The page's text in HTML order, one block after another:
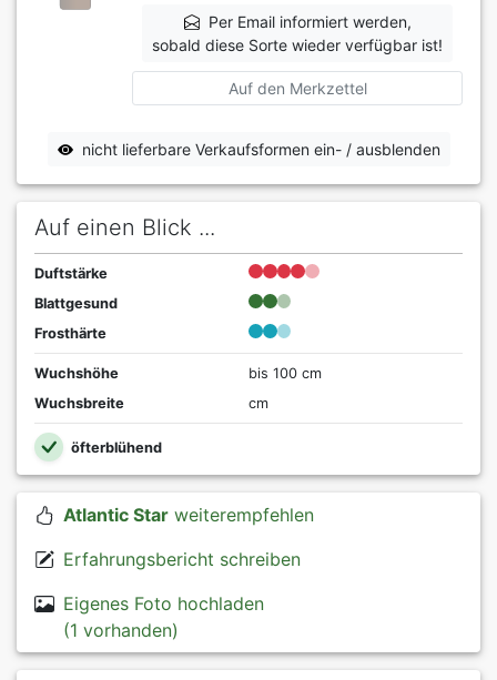
Per Email informiert werden,
sobald diese Sorte wieder verfügbar ist!
Auf den Merkzettel
nicht lieferbare Verkaufsformen ein- / ausblenden
Auf einen Blick ...
Duftstärke
Blattgesund
Frosthärte
Wuchshöhe
bis 100 cm
Wuchsbreite
cm
öfterblühend
Atlantic Starweiterempfehlen
Erfahrungsbericht schreiben
Eigenes Foto hochladen
(1 vorhanden)